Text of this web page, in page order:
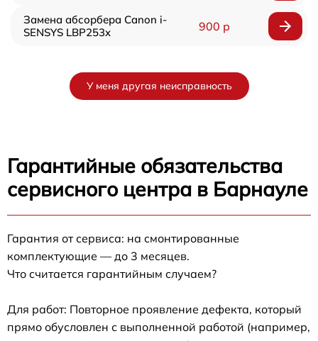
Замена абсорбера Canon i-
SENSYS LBP253x
900 р
У меня другая неисправность
Гарантийные обязательства
сервисного центра в Барнауле
Гарантия от сервиса: на смонтированные
комплектующие — до 3 месяцев.
Что считается гарантийным случаем?
Для работ: Повторное проявление дефекта, который
прямо обусловлен с выполненной работой (например,